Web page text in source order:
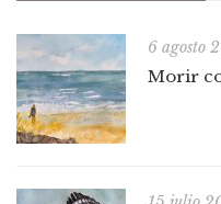
6 agosto
Morir